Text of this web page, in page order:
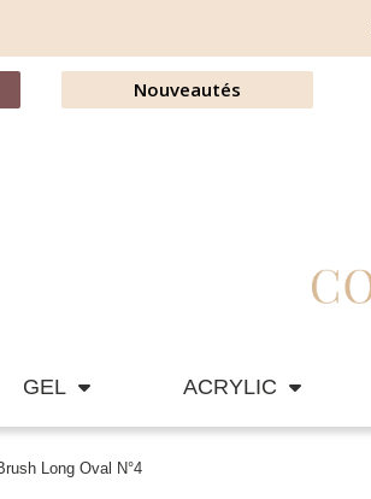
Nouveautés
GEL ACRYLIC
Long Oval N°4